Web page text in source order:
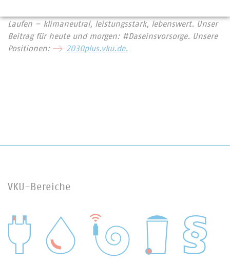
Laufen – klimaneutral, leistungsstark, lebenswert. Unser
Beitrag für heute und morgen: #Daseinsvorsorge. Unsere
Positionen:
2030plus.vku.de.
VKU-Bereiche
WASSER/ABWASSER